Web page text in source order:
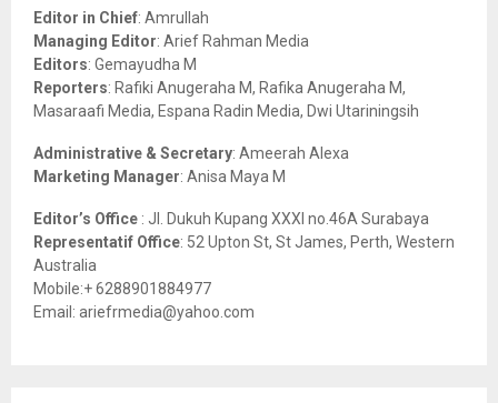
o
r
:
Editor in Chief: Amrullah
Managing Editor: Arief Rahman Media
Editors: Gemayudha M
Reporters: Rafiki Anugeraha M, Rafika Anugeraha M,
Masaraafi Media, Espana Radin Media, Dwi Utariningsih
Administrative & Secretary: Ameerah Alexa
Marketing Manager: Anisa Maya M
Editor’s Office : Jl. Dukuh Kupang XXXI no.46A Surabaya
Representatif Office: 52 Upton St, St James, Perth, Western
Australia
Mobile:+ 6288901884977
Email: ariefrmedia@yahoo.com